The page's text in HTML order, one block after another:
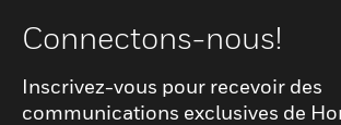
Connectons-nous!
Inscrivez-vous pour recevoir des
communications exclusives de